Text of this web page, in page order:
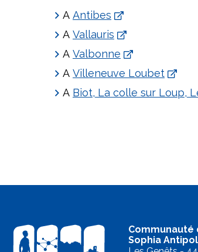
A Antibes
A Vallauris
A Valbonne
A Villeneuve Loubet
A Biot, La colle sur Loup,
Communauté
Sophia